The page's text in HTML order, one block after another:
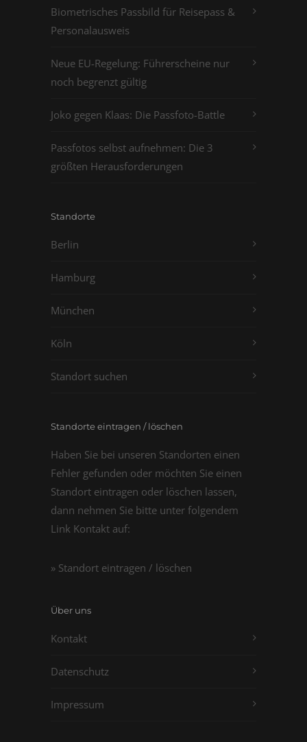
Biometrisches Passbild für Reisepass &
Personalausweis
Neue EU-Regelung: Führerscheine nur
noch begrenzt gültig
Joko gegen Klaas: Die Passfoto-Battle
Passfotos selbst aufnehmen: Die 3
größten Herausforderungen
Standorte
Berlin
Hamburg
München
Köln
Standort suchen
Standorte eintragen / löschen
Haben Sie bei unseren Standorten einen
Fehler gefunden oder möchten Sie einen
Standort eintragen oder löschen lassen,
dann nehmen Sie bitte unter folgendem
Link Kontakt auf:
» Standort eintragen / löschen
Über uns
Kontakt
Datenschutz
Impressum